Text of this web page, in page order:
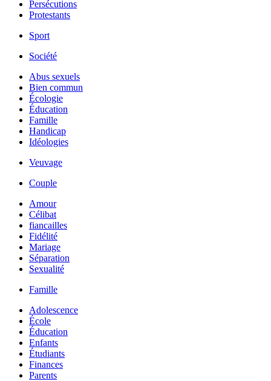
Persécutions
Protestants
Sport
Société
Abus sexuels
Bien commun
Écologie
Éducation
Famille
Handicap
Idéologies
Veuvage
Couple
Amour
Célibat
fiancailles
Fidélité
Mariage
Séparation
Sexualité
Famille
Adolescence
École
Éducation
Enfants
Étudiants
Finances
Parents